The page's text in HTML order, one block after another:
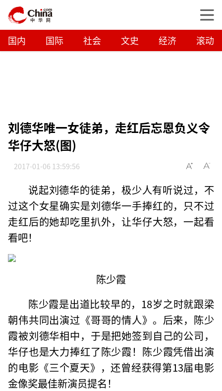
国内 国际 社会 文史 经济 滚动
刘德华唯一女徒弟，走红后忘恩负义令
华仔大怒(图)
2017-01-06 13:59:56
说起刘德华的徒弟，极少人有听说过，不
过这个女星确实是刘德华一手捧红的，只不过
走红后的她却吃里扒外，让华仔大怒，一起看
看吧！
陈少霞
陈少霞是出道比较早的，18岁之时就跟梁
朝伟共同出演过《哥哥的情人》。后来，陈少
霞被刘德华相中，于是把她签到自己的公司，
华仔也是大力捧红了陈少霞！陈少霞凭借出演
的电影《三个夏天》，还曾经获得第13届电影
金像奖最佳新演员提名！